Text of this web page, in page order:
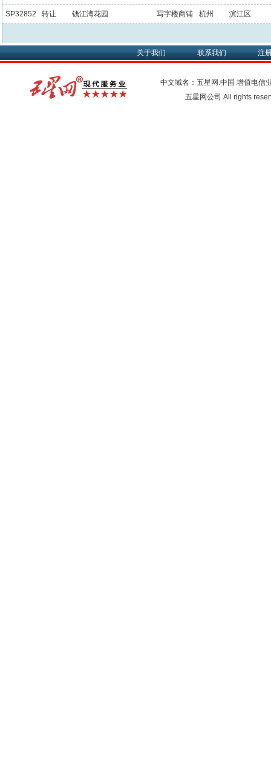
SP32852 转让 钱江湾花园 写字楼商铺 杭州 滨江区
关于我们 联系我们 注
中文域名：五星网.中国 增值电信
五星网公司 All rights